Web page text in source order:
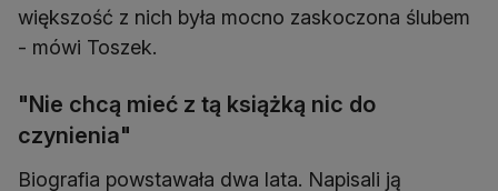
większość z nich była mocno zaskoczona ślubem
- mówi Toszek.
"Nie chcą mieć z tą książką nic do
czynienia"
Biografia powstawała dwa lata. Napisali ją